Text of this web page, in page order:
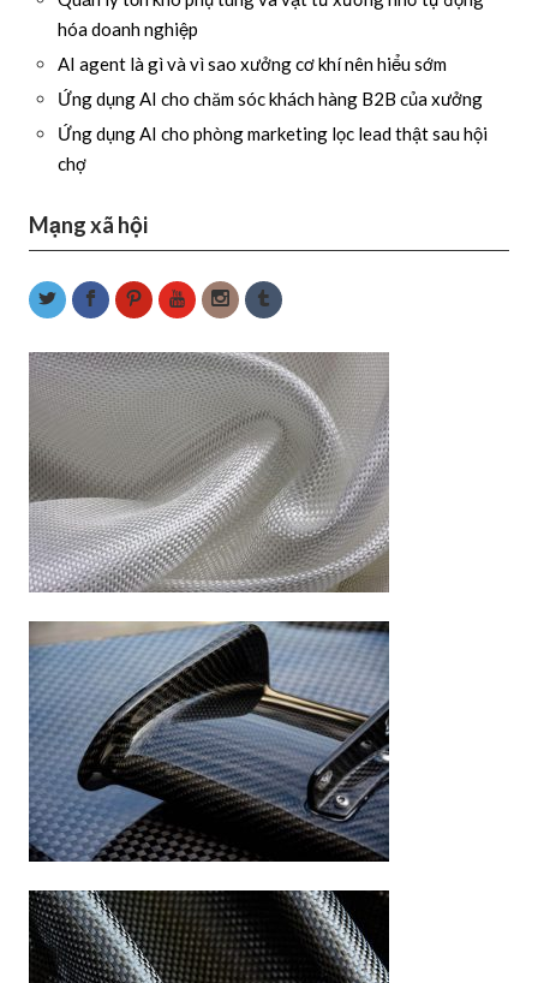
hóa doanh nghiệp
AI agent là gì và vì sao xưởng cơ khí nên hiểu sớm
Ứng dụng AI cho chăm sóc khách hàng B2B của xưởng
Ứng dụng AI cho phòng marketing lọc lead thật sau hội
chợ
Mạng xã hội